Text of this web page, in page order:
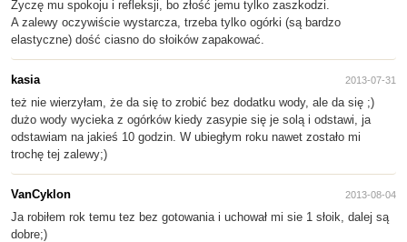
Życzę mu spokoju i refleksji, bo złość jemu tylko zaszkodzi.
A zalewy oczywiście wystarcza, trzeba tylko ogórki (są bardzo
elastyczne) dość ciasno do słoików zapakować.
kasia 2013-07-31
też nie wierzyłam, że da się to zrobić bez dodatku wody, ale da się ;)
dużo wody wycieka z ogórków kiedy zasypie się je solą i odstawi, ja
odstawiam na jakieś 10 godzin. W ubiegłym roku nawet zostało mi
trochę tej zalewy;)
VanCyklon 2013-08-04
Ja robiłem rok temu tez bez gotowania i uchował mi sie 1 słoik, dalej są
dobre;)